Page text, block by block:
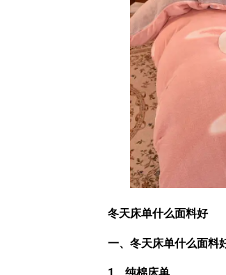
冬天床单什么面料好
一、冬天床单什么面料